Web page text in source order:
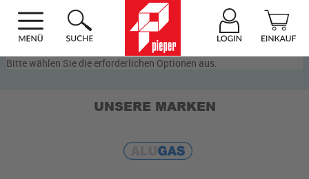
Bitte wählen Sie die erforderlichen Optionen aus.
UNSERE MARKEN